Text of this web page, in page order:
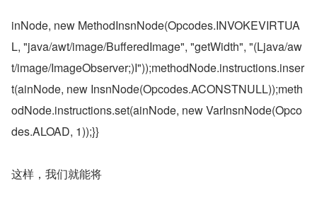
inNode, new MethodInsnNode(Opcodes.INVOKEVIRTUA
L, "java/awt/image/BufferedImage", "getWidth", "(Ljava/aw
t/image/ImageObserver;)I"));methodNode.instructions.inser
t(ainNode, new InsnNode(Opcodes.ACONSTNULL));meth
odNode.instructions.set(ainNode, new VarInsnNode(Opco
des.ALOAD, 1));}}
这样，我们就能将